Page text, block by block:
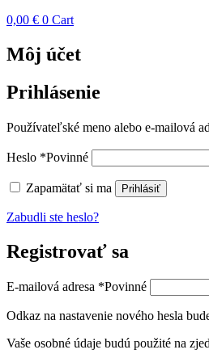
0,00 € 0 Cart
Môj účet
Prihlásenie
Používateľské meno alebo e-mailová
Heslo *Povinné
Zapamätať si ma Prihlásiť
Zabudli ste heslo?
Registrovať sa
E-mailová adresa *Povinné
Odkaz na nastavenie nového hesla
Vaše osobné údaje budú použité na